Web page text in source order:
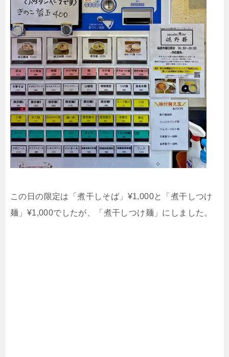
この日の限定は「煮干しそば」¥1,000と「煮干しつけ
麺」¥1,000でしたが、「煮干しつけ麺」にしました。